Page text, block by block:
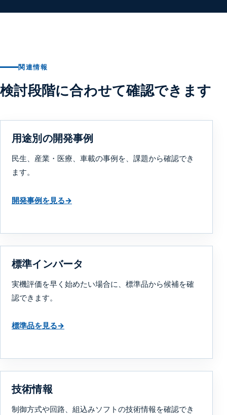
関連情報
検討段階に合わせて確認できます
用途別の開発事例
民生、産業・医療、車載の事例を、課題から確認でき
ます。
開発事例を見る→
標準インバータ
実機評価を早く始めたい場合に、標準品から候補を確
認できます。
標準品を見る→
技術情報
制御方式や回路、組込みソフトの技術情報を確認でき